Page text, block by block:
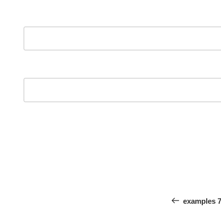
examples